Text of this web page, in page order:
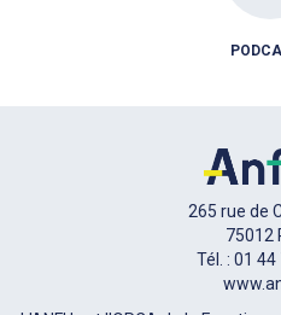
265 rue de
75012
Tél. : 01